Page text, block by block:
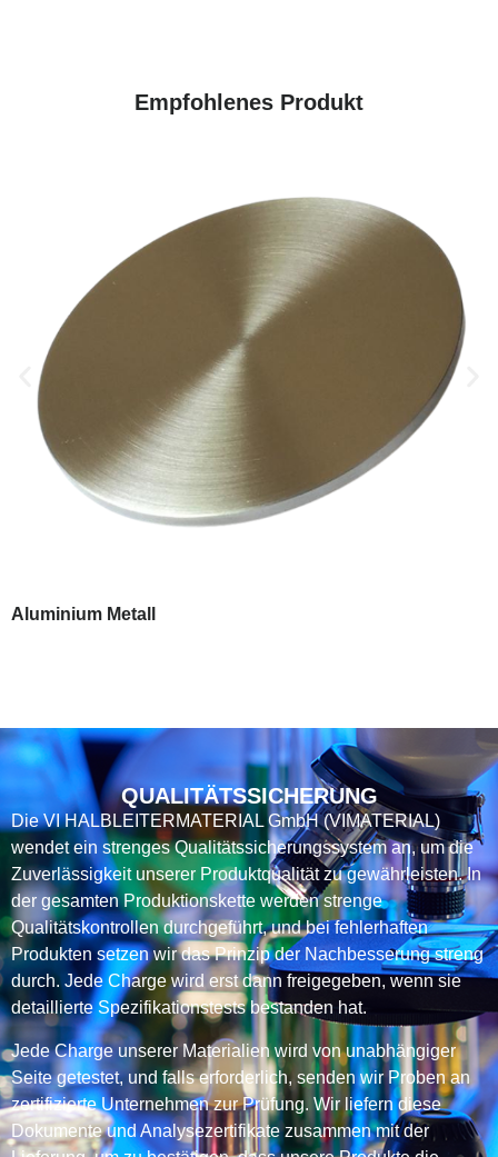
Empfohlenes Produkt
Aluminium Metall
QUALITÄTSSICHERUNG
Die VI HALBLEITERMATERIAL GmbH (VIMATERIAL)
wendet ein strenges Qualitätssicherungssystem an, um die
Zuverlässigkeit unserer Produktqualität zu gewährleisten. In
der gesamten Produktionskette werden strenge
Qualitätskontrollen durchgeführt, und bei fehlerhaften
Produkten setzen wir das Prinzip der Nachbesserung streng
durch. Jede Charge wird erst dann freigegeben, wenn sie
detaillierte Spezifikationstests bestanden hat.
Jede Charge unserer Materialien wird von unabhängiger
Seite getestet, und falls erforderlich, senden wir Proben an
zertifizierte Unternehmen zur Prüfung. Wir liefern diese
Dokumente und Analysezertifikate zusammen mit der